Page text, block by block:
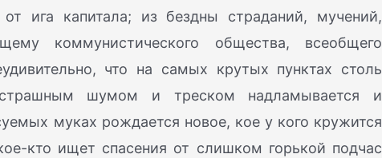
ига капитала; из бездны страданий, мучений,
коммунистического общества, всеобщего
что на самых крутых пунктах столь
шумом и треском надламывается и
муках рождается новое, кое у кого кружится
кто ищет спасения от слишком горькой подчас